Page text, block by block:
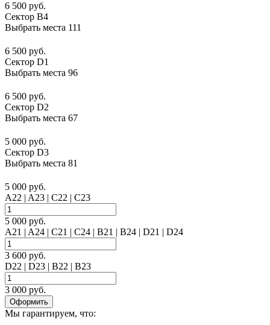
6 500 руб.
Сектор B4
Выбрать места 111
6 500 руб.
Сектор D1
Выбрать места 96
6 500 руб.
Сектор D2
Выбрать места 67
5 000 руб.
Сектор D3
Выбрать места 81
5 000 руб.
A22 | A23 | C22 | C23
5 000 руб.
A21 | A24 | C21 | C24 | B21 | B24 | D21 | D24
3 600 руб.
D22 | D23 | B22 | B23
3 000 руб.
Оформить
Мы гарантируем, что: